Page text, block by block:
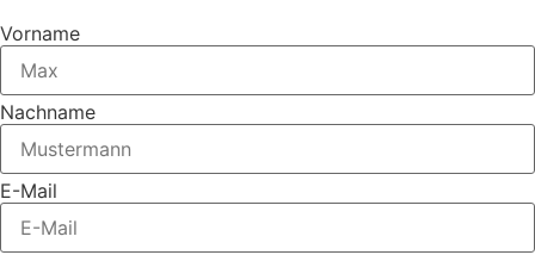
Vorname
Nachname
E-Mail